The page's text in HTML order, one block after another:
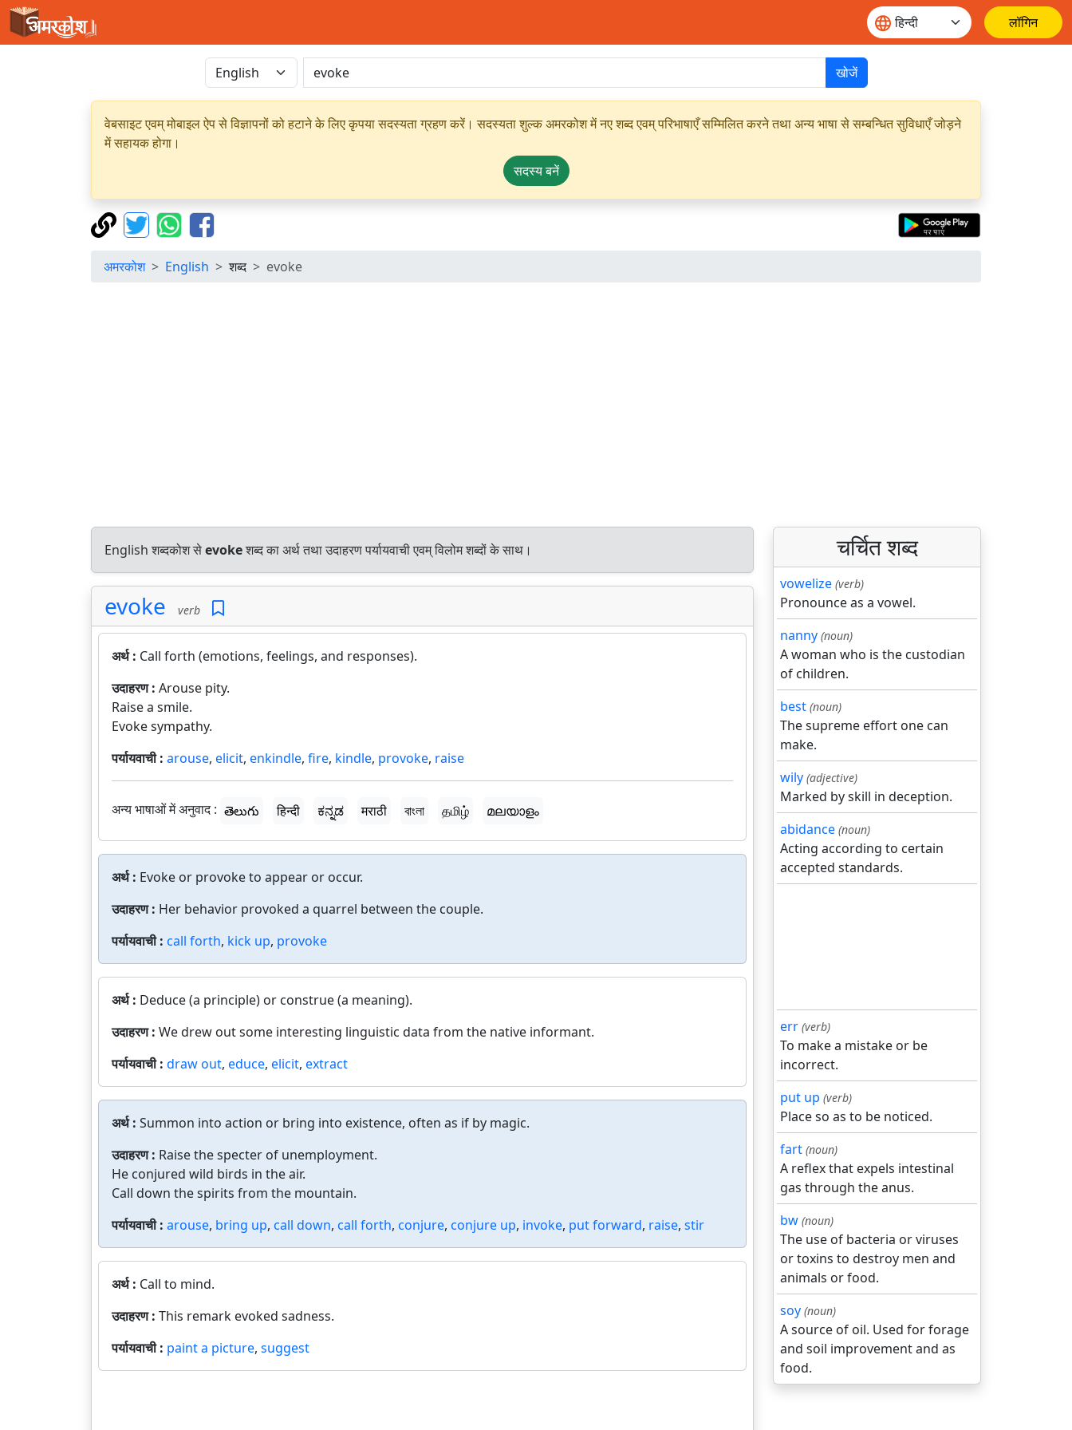
लॉगिन
खोजें
वेबसाइट एवम् मोबाइल ऐप से विज्ञापनों को हटाने के लिए कृपया सदस्यता ग्रहण करें। सदस्यता शुल्क अमरकोश में नए शब्द एवम् परिभाषाएँ सम्मिलित करने तथा अन्य भाषा से सम्बन्धित सुविधाएँ जोड़ने
में सहायक होगा।
सदस्य बनें
अमरकोश English शब्द evoke
English शब्दकोश सेevokeशब्द का अर्थ तथा उदाहरण पर्यायवाची एवम् विलोम शब्दों के साथ।
evoke verb
अर्थ : Call forth (emotions, feelings, and responses).
उदाहरण : Arouse pity.
Raise a smile.
Evoke sympathy.
पर्यायवाची : arouse, elicit, enkindle, fire, kindle, provoke, raise
अन्य भाषाओं में अनुवाद : తెలుగు हिन्दी ಕನ್ನಡ मराठी বাংলা தமிழ் മലയാളം
अर्थ : Evoke or provoke to appear or occur.
उदाहरण : Her behavior provoked a quarrel between the couple.
पर्यायवाची : call forth, kick up, provoke
अर्थ : Deduce (a principle) or construe (a meaning).
उदाहरण : We drew out some interesting linguistic data from the native informant.
पर्यायवाची : draw out, educe, elicit, extract
अर्थ : Summon into action or bring into existence, often as if by magic.
उदाहरण : Raise the specter of unemployment.
He conjured wild birds in the air.
Call down the spirits from the mountain.
पर्यायवाची : arouse, bring up, call down, call forth, conjure, conjure up, invoke, put forward, raise, stir
अर्थ : Call to mind.
उदाहरण : This remark evoked sadness.
पर्यायवाची : paint a picture, suggest
चर्चित शब्द
vowelize (verb)
Pronounce as a vowel.
nanny (noun)
A woman who is the custodian
of children.
best (noun)
The supreme effort one can
make.
wily (adjective)
Marked by skill in deception.
abidance (noun)
Acting according to certain
accepted standards.
err (verb)
To make a mistake or be
incorrect.
put up (verb)
Place so as to be noticed.
fart (noun)
A reflex that expels intestinal
gas through the anus.
bw (noun)
The use of bacteria or viruses
or toxins to destroy men and
animals or food.
soy (noun)
A source of oil. Used for forage
and soil improvement and as
food.